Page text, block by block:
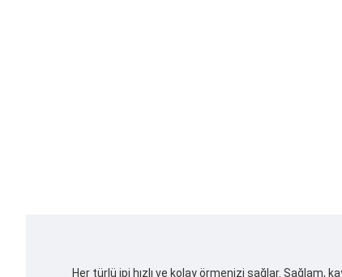
Her türlü ipi hızlı ve kolay örmenizi sağlar. Sağlam,